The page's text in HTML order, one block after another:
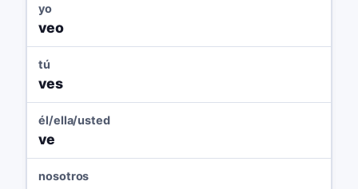
yo
veo
tú
ves
él/ella/usted
ve
nosotros